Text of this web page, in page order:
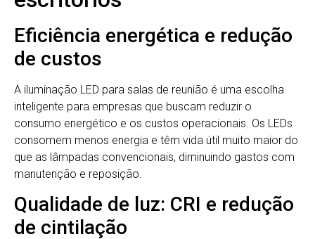
Eficiência energética e redução
de custos
A iluminação LED para salas de reunião é uma escolha
inteligente para empresas que buscam reduzir o
consumo energético e os custos operacionais. Os LEDs
consomem menos energia e têm vida útil muito maior do
que as lâmpadas convencionais, diminuindo gastos com
manutenção e reposição.
Qualidade de luz: CRI e redução
de cintilação